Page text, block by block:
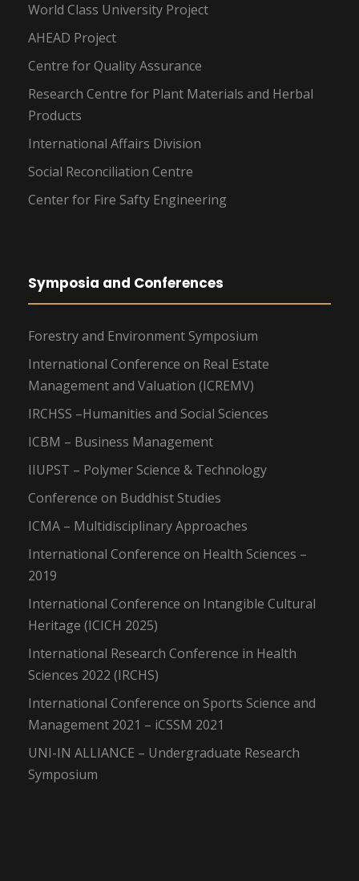
World Class University Project
AHEAD Project
Centre for Quality Assurance
Research Centre for Plant Materials and Herbal
Products
International Affairs Division
Social Reconciliation Centre
Center for Fire Safty Engineering
Symposia and Conferences
Forestry and Environment Symposium
International Conference on Real Estate
Management and Valuation (ICREMV)
IRCHSS –Humanities and Social Sciences
ICBM – Business Management
IIUPST – Polymer Science & Technology
Conference on Buddhist Studies
ICMA – Multidisciplinary Approaches
International Conference on Health Sciences –
2019
International Conference on Intangible Cultural
Heritage (ICICH 2025)
International Research Conference in Health
Sciences 2022 (IRCHS)
International Conference on Sports Science and
Management 2021 – iCSSM 2021
UNI-IN ALLIANCE – Undergraduate Research
Symposium